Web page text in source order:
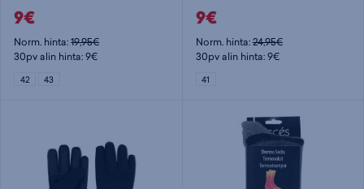
9€
Norm. hinta:19,95€
30pv alin hinta: 9€
42 43
9€
Norm. hinta:24,95€
30pv alin hinta: 9€
41